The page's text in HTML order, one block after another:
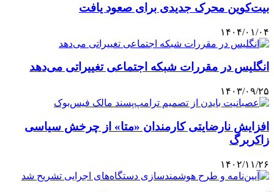
بیت‌کوین محرک جدیدی برای صعود یافت
۱۴۰۴/۰۱/۰۴
انگلیس در مقررات شبکه اجتماعی تغییراتی می‌دهد
۱۴۰۳/۰۹/۲۵
افزایش نارضایتی کارمندان «متا» از چرخش سیاسی
زاکربرگ
۱۴۰۲/۱۱/۲۶